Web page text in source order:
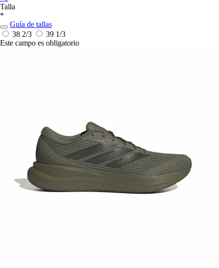
Talla
*
Guía de tallas
38 2/3
39 1/3
Este campo es obligatorio